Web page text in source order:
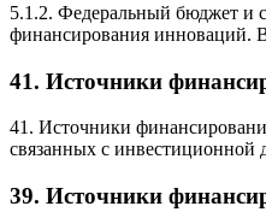
5.1.2. Федеральный бюджет и
финансирования инноваций.
41. Источники
41. Источники
связанных с инвестиционной
39. Источники